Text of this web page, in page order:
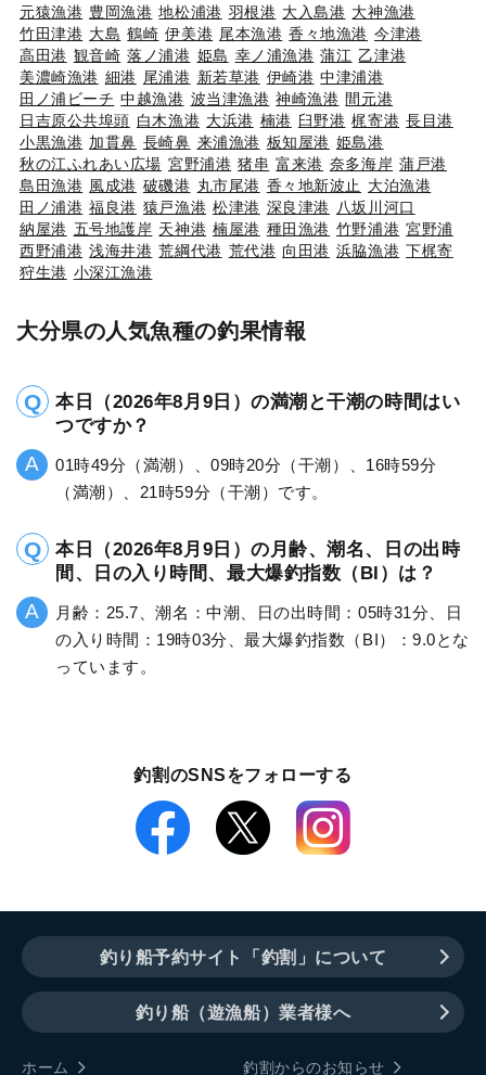
元猿漁港 豊岡漁港 地松浦港 羽根港 大入島港 大神漁港
竹田津港 大島 鶴崎 伊美港 尾本漁港 香々地漁港 今津港
高田港 観音崎 落ノ浦港 姫島 幸ノ浦漁港 蒲江 乙津港
美濃崎漁港 細港 尾浦港 新若草港 伊崎港 中津浦港
田ノ浦ビーチ 中越漁港 波当津漁港 神崎漁港 間元港
日吉原公共埠頭 白木漁港 大浜港 楠港 臼野港 梶寄港 長目港
小黒漁港 加貫鼻 長崎鼻 来浦漁港 板知屋港 姫島港
秋の江ふれあい広場 宮野浦港 猪串 富来港 奈多海岸 蒲戸港
島田漁港 風成港 破磯港 丸市尾港 香々地新波止
大泊漁港
田ノ浦港 福良港 猿戸漁港 松津港 深良津港 八坂川河口
納屋港 五号地護岸 天神港 楠屋港 種田漁港 竹野浦港 宮野浦
西野浦港 浅海井港 荒綱代港 荒代港 向田港 浜脇漁港 下梶寄
狩生港 小深江漁港
大分県の人気魚種の釣果情報
本日（2026年8月9日）の満潮と干潮の時間はい
つですか？
01時49分（満潮）、09時20分（干潮）、16時59分
（満潮）、21時59分（干潮）です。
本日（2026年8月9日）の月齢、潮名、日の出時
間、日の入り時間、最大爆釣指数（BI）は？
月齢：25.7、潮名：中潮、日の出時間：05時31分、日
の入り時間：19時03分、最大爆釣指数（BI）：9.0とな
っています。
釣割のSNSをフォローする
釣り船予約サイト「釣割」について
釣り船（遊漁船）業者様へ
ホーム
釣割からのお知らせ